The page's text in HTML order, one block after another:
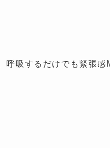
吸するだけでも緊張感